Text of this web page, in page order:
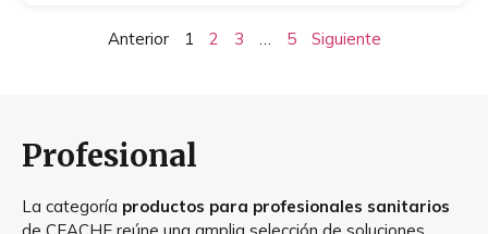
Anterior 1 2 3 … 5 Siguiente
Profesional
La categoría productos para profesionales sanitarios